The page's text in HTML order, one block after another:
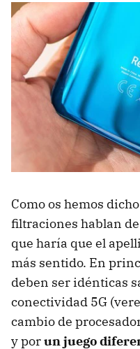
Como os hemos
filtraciones hablan
que haría que el
más sentido. En
deben ser idénticas
conectividad 5G
cambio de
y porun juego